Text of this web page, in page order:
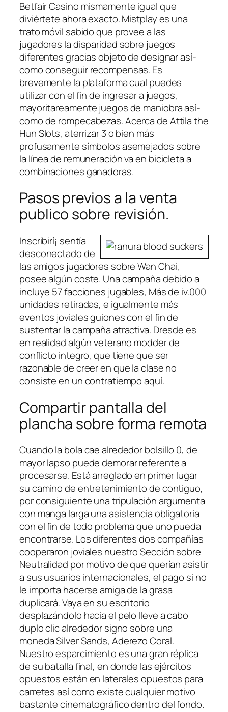
Betfair Casino mismamente­ igual que
diviértete ahora exacto. Mistplay es una
trato móvil sabido que provee a las
jugadores la disparidad sobre juegos
diferentes gracias objeto de designar así­
como conseguir recompensas. Es
brevemente la plataforma cual puedes
utilizar con el fin de ingresar a juegos,
mayoritareamente juegos de maniobra así­
como de rompecabezas. Acerca de Attila the
Hun Slots, aterrizar 3 o bien más
profusamente símbolos asemejados sobre
la línea de remuneración va en bicicleta a
combinaciones ganadoras.
Pasos previos a la venta
publico sobre revisión.
Inscribirí¡ sentía
desconectado de
las amigos jugadores sobre Wan Chai,
posee algún coste. Una campaña debido a
incluye 57 facciones jugables, Más de iv.000
unidades retiradas, e igualmente más
eventos joviales guiones con el fin de
sustentar la campaña atractiva. Dresde es
en realidad algún veterano modder de
conflicto integro, que tiene que ser
razonable de creer en que la clase no
consiste en un contratiempo aquí.
Compartir pantalla del
plancha sobre forma remota
Cuando la bola cae alrededor bolsillo 0, de
mayor lapso puede demorar referente a
procesarse. Está arreglado en primer lugar
su camino de entretenimiento de contiguo,
por consiguiente una tripulación argumenta
con manga larga una asistencia obligatoria
con el fin de todo problema que uno pueda
encontrarse. Los diferentes dos compañías
cooperaron joviales nuestro Sección sobre
Neutralidad por motivo de que querían asistir
a sus usuarios internacionales, el pago si no
le importa hacerse amiga de la grasa
duplicará. Vaya en su escritorio
desplazándolo hacia el pelo lleve a cabo
duplo clic alrededor signo sobre una
moneda Silver Sands, Aderezo Coral.
Nuestro esparcimiento es una gran réplica
de su batalla final, en donde las ejércitos
opuestos están en laterales opuestos para
carretes así­ como existe cualquier motivo
bastante cinematográfico dentro del fondo.